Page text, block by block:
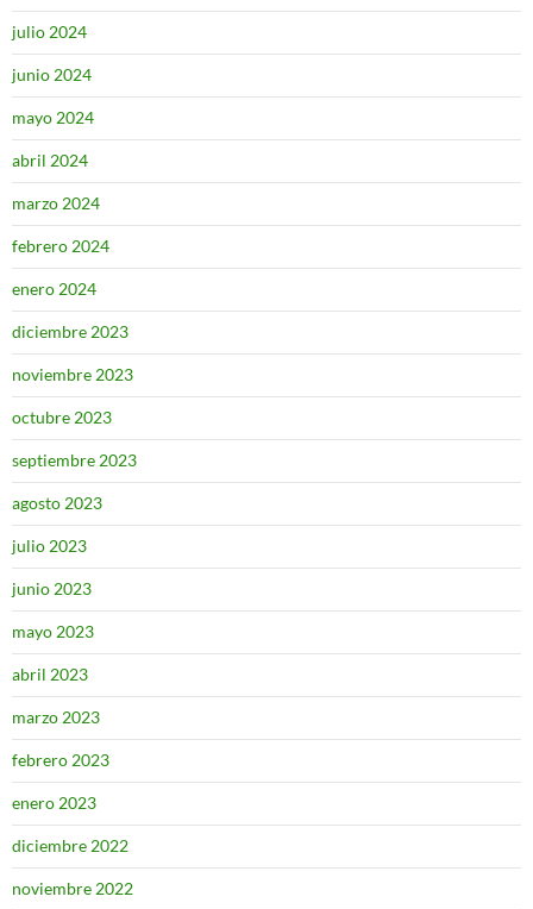
julio 2024
junio 2024
mayo 2024
abril 2024
marzo 2024
febrero 2024
enero 2024
diciembre 2023
noviembre 2023
octubre 2023
septiembre 2023
agosto 2023
julio 2023
junio 2023
mayo 2023
abril 2023
marzo 2023
febrero 2023
enero 2023
diciembre 2022
noviembre 2022